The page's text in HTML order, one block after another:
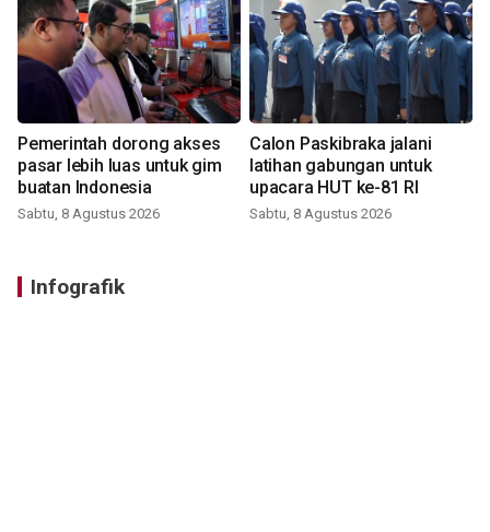
Pemerintah dorong akses
pasar lebih luas untuk gim
buatan Indonesia
Sabtu, 8 Agustus 2026
Calon Paskibraka jalani
latihan gabungan untuk
upacara HUT ke-81 RI
Sabtu, 8 Agustus 2026
Infografik